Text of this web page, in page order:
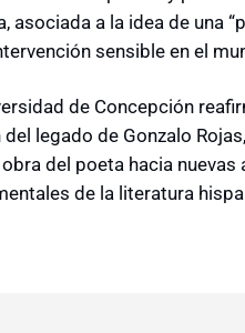
a la idea de una
sensible en el
de Concepción
legado de Gonzalo
del poeta hacia
de la literatura